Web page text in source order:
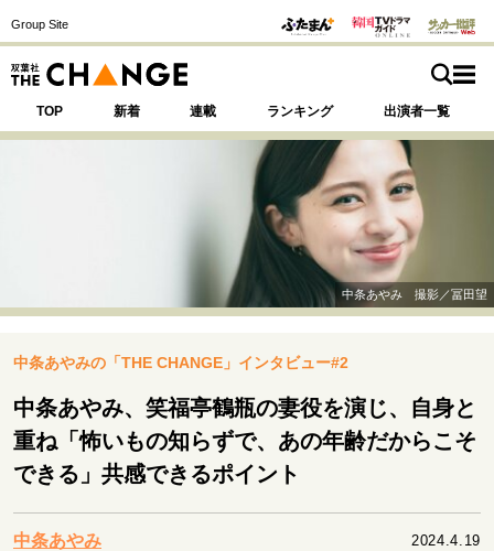
Group Site
TOP 新着 連載 ランキング 出演者一覧
注目の記事テーマで探す
運命を変えた出会い 決断の裏側
挫折からの再起
表現者の葛藤
人生が動いた日 10代の挫折と原点
セカンドキャリアの描き方
中条あやみ 撮影／冨田望
中条あやみの「THE CHANGE」インタビュー#2
中条あやみ、笑福亭鶴瓶の妻役を演じ、自身と
重ね「怖いもの知らずで、あの年齢だからこそ
できる」共感できるポイント
中条あやみ 2024.4.19